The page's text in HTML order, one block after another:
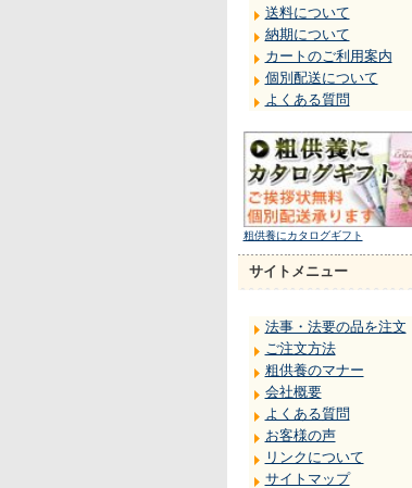
送料について
納期について
カートのご利用案内
個別配送について
よくある質問
粗供養にカタログギフト
サイトメニュー
法事・法要の品を注文
ご注文方法
粗供養のマナー
会社概要
よくある質問
お客様の声
リンクについて
サイトマップ